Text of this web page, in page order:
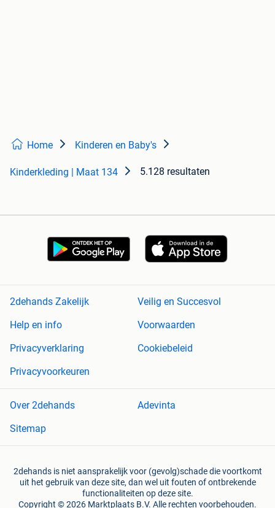
Home Kinderen en Baby's
Kinderkleding | Maat 134 5.128 resultaten
2dehands Zakelijk
Veilig en Succesvol
Help en info
Voorwaarden
Privacyverklaring
Cookiebeleid
Privacyvoorkeuren
Over 2dehands
Adevinta
Sitemap
2dehands is niet aansprakelijk voor (gevolg)schade die voortkomt
uit het gebruik van deze site, dan wel uit fouten of ontbrekende
functionaliteiten op deze site.
Copyright © 2026 Marktplaats B.V. Alle rechten voorbehouden.